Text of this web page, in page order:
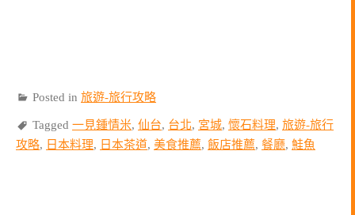
Posted in 旅遊-旅行攻略
Tagged 一見鍾情米, 仙台, 台北, 宮城, 懷石料理, 旅遊-旅行
攻略, 日本料理, 日本茶道, 美食推薦, 飯店推薦, 餐廳, 鮭魚